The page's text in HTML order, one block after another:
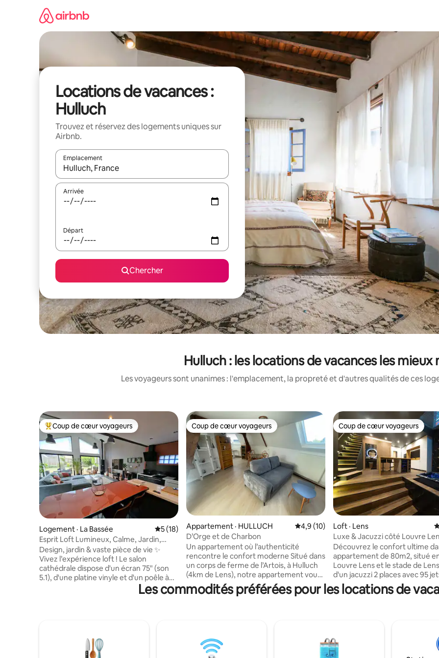
Locations de vacances :
Hulluch
Trouvez et réservez des logements uniques sur
Airbnb.
Emplacement
Quand les résultats sont affichés, parcourez-les en utilisant les flèches vers le haut et vers le bas, ou en appuyant
Arrivée
Départ
Chercher
Hulluch : les locations de vacances les mieux
Les voyageurs sont unanimes : l'emplacement, la propreté et d'autres qualités de ces
Coup de cœur voyageurs parmi les plus aimés
Coup de cœur voyageurs
Logement · La Bassée Note moyenne de 5 sur 5, 18 commentaires
5 (18)
Esprit Loft Lumineux, Calme, Jardin,
Climatisation
Design, jardin & vaste pièce de vie ✨
Vivez l’expérience loft ! Le salon
cathédrale dispose d'un écran 75" (son
5.1), d'une platine vinyle et d'un poêle à
Size et dressing, complétée par une
esthétique industrielle et confort, ce
refuge paisible vous garantit un séjour
Coup de cœur voyageurs
Coup de cœur voyageurs
Appartement · HULLUCH Note moyenne de 4,9 sur 5, 10
4,9 (10)
D’Orge et de Charbon
Un appartement où l’authenticité
rencontre le confort moderne Situé dans
un corps de ferme de l’Artois, à Hulluch
(4km de Lens), notre appartement vous
offre un cadre authentique Les poutres
apparentes et les murs en brique
appartement baigné de lumière
naturelle. Avec cuisine équipée, séjour,
Coup de cœur voyageurs
Coup de cœur voyageurs
Loft · Lens
Luxe & Jacuzzi côté Louvre
Découvrez le confort ultime
appartement de 80m2, situé
Louvre Lens et le stade de
d'un jacuzzi 2 places avec 95
TV OLED 4K de 165cm. La
équipée. La salle de bain offre
suspendu de 10m2 avec une
d'un canapé, d'une table basse,
Les commodités préférées pour les locations de